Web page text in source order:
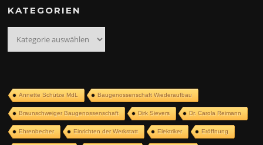
KATEGORIEN
Annette Schütze MdL Baugenossenschaft Wiederaufbau
Braunschweiger Baugenossenschaft Dirk Sievers Dr. Carola Reimann
Ehrenbecher Einrichten der Werkstatt Elektriker Eröffnung